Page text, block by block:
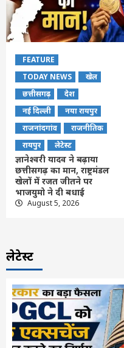
FEATURE
TODAY NEWS
खेल
छत्तीसगढ़
देश
नई दिल्ली
नया रायपुर
राजनांदगांव
राजनीतिक
रायपुर
लेटेस्ट
ज्ञानेश्वरी यादव ने बढ़ाया
छत्तीसगढ़ का मान, राष्ट्रमंडल
खेलों में रजत जीतने पर
भाजयुमो ने दी बधाई
August 5, 2026
लेटेस्ट